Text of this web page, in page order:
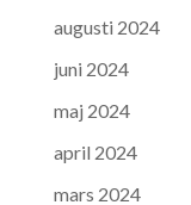
augusti 2024
juni 2024
maj 2024
april 2024
mars 2024